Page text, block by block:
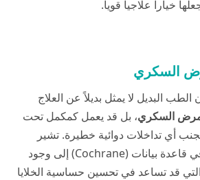
خياراً علاجياً قوياً.
السكري
الطب البديل لا يمثل بديلاً عن العلاج
السكري، بل قد يعمل كمكمل تحت
أي تداخلات دوائية خطيرة. تشير
المراجعات المنهجية في قاعدة بيانات (Cochrane) إلى وجود
قد تساعد في تحسين حساسية الخلايا